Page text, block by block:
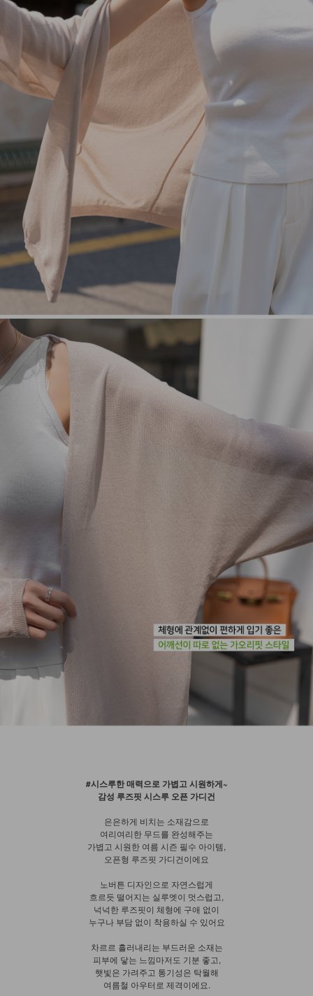
#시스루한 매력으로 가볍고 시원하게~
감성 루즈핏 시스루 오픈 가디건
은은하게 비치는 소재감으로
여리여리한 무드를 완성해주는
가볍고 시원한 여름 시즌 필수 아이템,
오픈형 루즈핏 가디건이에요
노버튼 디자인으로 자연스럽게
흐르듯 떨어지는 실루엣이 멋스럽고,
넉넉한 루즈핏이 체형에 구애 없이
누구나 부담 없이 착용하실 수 있어요
차르르 흘러내리는 부드러운 소재는
피부에 닿는 느낌마저도 기분 좋고,
햇빛은 가려주고 통기성은 탁월해
여름철 아우터로 제격이에요.